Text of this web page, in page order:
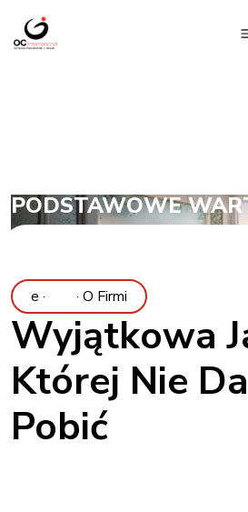
PODSTAWOWE
· · O Firmie ·
Wyjątkowa
Której Nie
Pobić